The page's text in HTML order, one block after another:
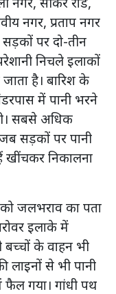
नगर, प्रताप नगर
पर दो-तीन
निचले इलाकों
है। बारिश के
में पानी भरने
सबसे अधिक
सड़कों पर पानी
निकालना
जलभराव का पता
इलाके में
के वाहन भी
लाइनों से भी पानी
फैल गया। गांधी पथ